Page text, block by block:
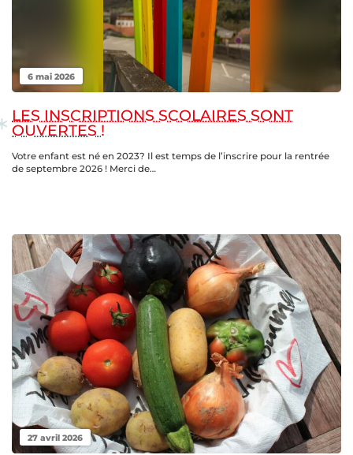
6 mai 2026
LES INSCRIPTIONS SCOLAIRES SONT
OUVERTES !
Votre enfant est né en 2023? Il est temps de l’inscrire pour la rentrée
de septembre 2026 ! Merci de…
27 avril 2026